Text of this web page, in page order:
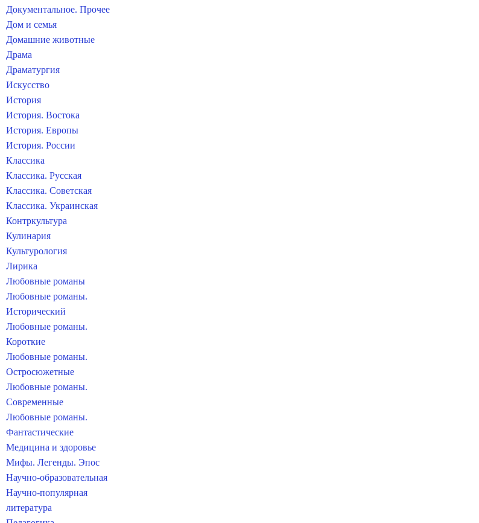
Документальное. Прочее
Дом и семья
Домашние животные
Драма
Драматургия
Искусство
История
История. Востока
История. Европы
История. России
Классика
Классика. Русская
Классика. Советская
Классика. Украинская
Контркультура
Кулинария
Культурология
Лирика
Любовные романы
Любовные романы.
Исторический
Любовные романы.
Короткие
Любовные романы.
Остросюжетные
Любовные романы.
Современные
Любовные романы.
Фантастические
Медицина и здоровье
Мифы. Легенды. Эпос
Научно-образовательная
Научно-популярная
литература